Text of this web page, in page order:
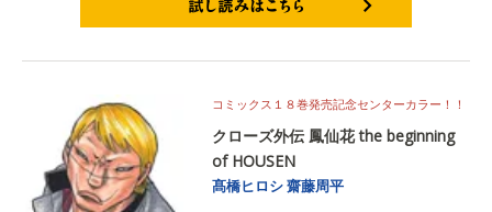
コミックス１８巻発売記念センターカラー！！
クローズ外伝 鳳仙花 the beginning
of HOUSEN
髙橋ヒロシ齋藤周平